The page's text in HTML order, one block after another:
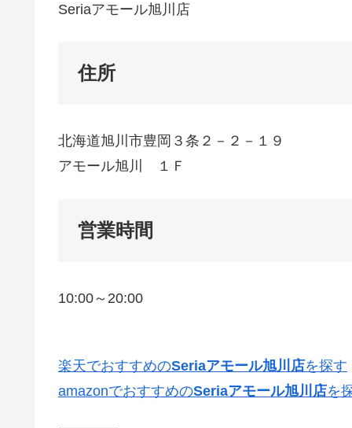
Seriaアモール旭川店
住所
北海道旭川市豊岡３条２－２－１９
アモール旭川 １Ｆ
営業時間
10:00～20:00
楽天でおすすめのSeriaアモール旭川店を探す
amazonでおすすめのSeriaアモール旭川店を